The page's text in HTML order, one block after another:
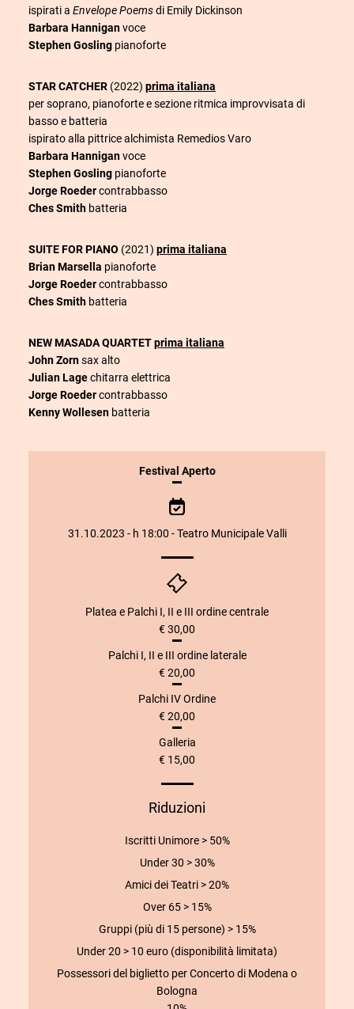
ispirati a Envelope Poemsdi Emily Dickinson
Barbara Hanniganvoce
Stephen Gosling pianoforte
STAR CATCHER (2022) prima italiana
per soprano, pianoforte e sezione ritmica improvvisata di
basso e batteria
ispirato alla pittrice alchimista Remedios Varo
Barbara Hanniganvoce
Stephen Gosling pianoforte
Jorge Roedercontrabbasso
Ches Smith batteria
SUITE FOR PIANO (2021) prima italiana
Brian Marsella pianoforte
Jorge Roedercontrabbasso
Ches Smith batteria
NEW MASADA QUARTETprima italiana
John Zornsax alto
Julian Lagechitarra elettrica
Jorge Roedercontrabbasso
Kenny Wollesen batteria
INFORMAZIONIFestival Aperto
31.10.2023 - h 18:00 - Teatro Municipale Valli
Platea e Palchi I, II e III ordine centrale
€ 30,00
Palchi I, II e III ordine laterale
€ 20,00
Palchi IV Ordine
€ 20,00
Galleria
€ 15,00
Riduzioni
Iscritti Unimore > 50%
Under 30 > 30%
Amici dei Teatri > 20%
Over 65 > 15%
Gruppi (più di 15 persone) > 15%
Under 20 > 10 euro (disponibilità limitata)
Possessori del biglietto per Concerto di Modena o
Bologna